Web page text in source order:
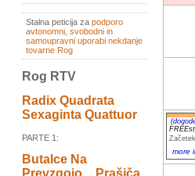
Stalna peticija za podporo
avtonomni, svobodni in
samoupravni uporabi nekdanje
tovarne Rog
Rog RTV
Radix Quadrata
Sexaginta Quattuor
PARTE 1:
Butalce Na
Prevzgojo _ Prašiča
more